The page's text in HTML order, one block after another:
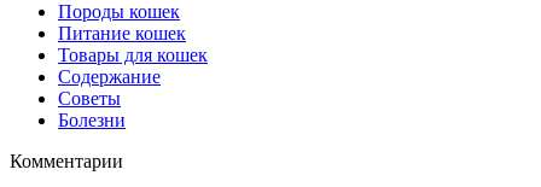
Породы кошек
Питание кошек
Товары для кошек
Содержание
Советы
Болезни
Комментарии